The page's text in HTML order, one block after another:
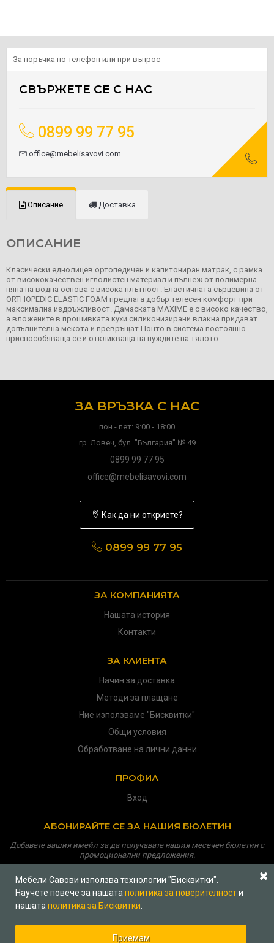
За поръчка по телефон или при въпрос
СВЪРЖЕТЕ СЕ С НАС
0899 99 77 95
office@mebelisavovi.com
Описание Доставка
ОПИСАНИЕ
Класически еднолицев ортопедичен и капитониран матрак, с рамка
от висококачествен иглолистен материал и пълнеж от полимерна
пяна на водна основа с висока плътност. Еластичната сърцевина от
ORTHOPEDIC ELASTIC FOAM предлага добър телесен комфорт при
максимална издръжливост. Дамаската MAXIME e с високо качество,
а вложените в прошивката кухи силиконизирани влакна придават
допълнителна мекота и превръщат Понто в система постоянно
приспособяваща се и откликваща на нуждите на тялото.
ЗА ВРЪЗКА С НАС
пон - пет: 9:00 - 18:00
гр. Ловеч, бул. "България" № 49
0899 99 77 95
office@mebelisavovi.com
Как да ни откриете?
0899 99 77 95
ЗА КОМПАНИЯТА
Нашата история
Контакти
ЗА КЛИЕНТА
Начин за доставка
Методи за плащане
Ние използваме "Бисквитки"
Общи условия
Обработване на лични данни
ПРОФИЛ
Вход
АБОНИРАЙТЕ СЕ ЗА НАШИЯ БЮЛЕТИН
Добавете вашия имейл за да получавате нашия месечен бюлетин с
промоционални предложения.
Политика за поверителност|Платформа на ОРС|
Мебели Савови използва технологии "Бисквитки".
Научете повече за нашата политика за поверителности
нашата политика за Бисквитки
Приемам